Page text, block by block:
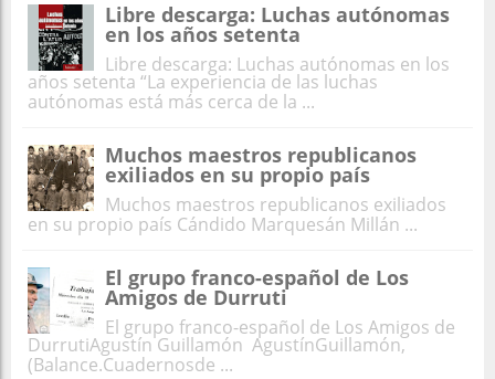
Libre descarga: Luchas autónomas
en los años setenta
Libre descarga: Luchas autónomas en los
años setenta “La experiencia de las luchas
autónomas está más cerca de la ...
Muchos maestros republicanos
exiliados en su propio país
Muchos maestros republicanos exiliados
en su propio país Cándido Marquesán Millán ...
El grupo franco-español de Los
Amigos de Durruti
El grupo franco-español de Los Amigos de
DurrutiAgustín Guillamón AgustínGuillamón,
(Balance.Cuadernosde ...